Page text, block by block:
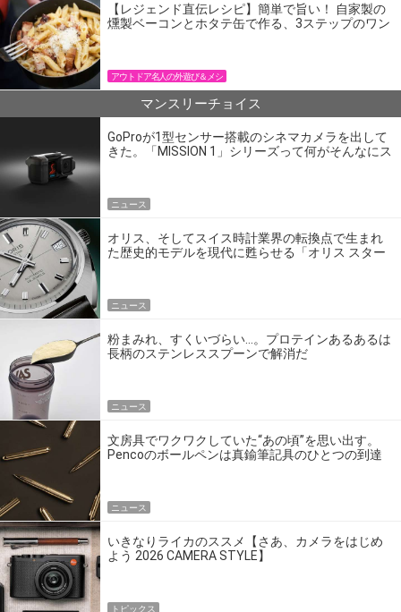
【レジェンド直伝レシピ】簡単で旨い！ 自家製の
燻製ベーコンとホタテ缶で作る、3ステップのワン
アウトドア名人の外遊び＆メシ
マンスリーチョイス
GoProが1型センサー搭載のシネマカメラを出して
きた。「MISSION 1」シリーズって何がそんなにス
ニュース
オリス、そしてスイス時計業界の転換点で生まれ
た歴史的モデルを現代に甦らせる「オリス スター
ニュース
粉まみれ、すくいづらい…。プロテインあるあるは
長柄のステンレススプーンで解消だ
ニュース
文房具でワクワクしていた“あの頃”を思い出す。
Pencoのボールペンは真鍮筆記具のひとつの到達
ニュース
いきなりライカのススメ【さあ、カメラをはじめ
よう 2026 CAMERA STYLE】
トピックス